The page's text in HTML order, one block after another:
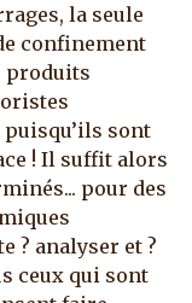
la seule
confinement
produits
sont
! Il suffit alors
pour des
? analyser et ?
ceux qui sont